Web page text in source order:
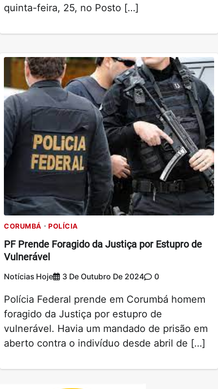
quinta-feira, 25, no Posto […]
CORUMBÁ POLÍCIA
PF Prende Foragido da Justiça por Estupro de
Vulnerável
Notícias Hoje 3 De Outubro De 2024 0
Polícia Federal prende em Corumbá homem
foragido da Justiça por estupro de
vulnerável. Havia um mandado de prisão em
aberto contra o indivíduo desde abril de […]